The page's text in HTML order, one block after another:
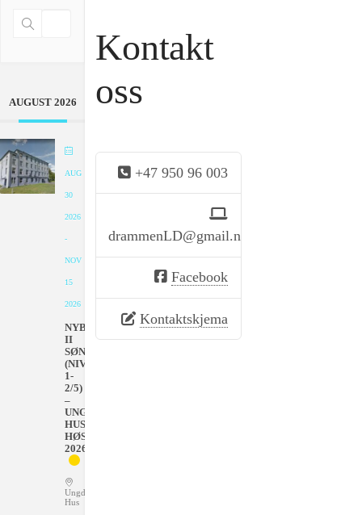
AUGUST 2026
AUG
30
2026
-
NOV
15
2026
NYBEGYNNER
II
SØNDAGER
(NIVÅ
1-
2/5)
–
UNGDOMMENS
HUS
HØSTEN
2026
Ungdommens
Hus
Kontakt
oss
+47 950 96 003
drammenLD@gmail.no
Facebook
Kontaktskjema